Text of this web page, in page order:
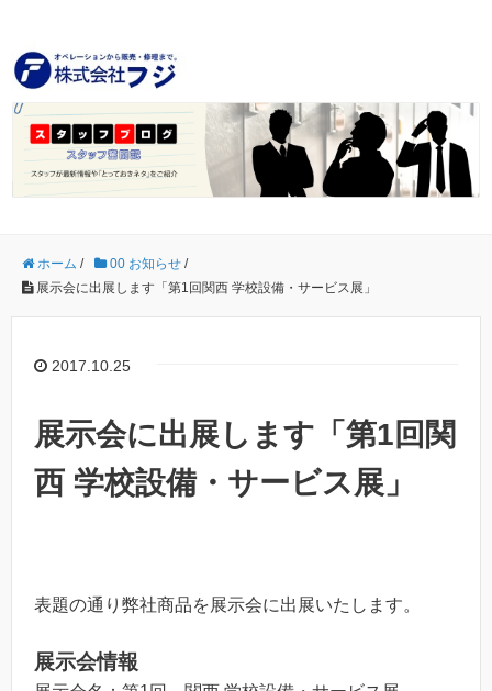
ホーム / 00 お知らせ /
展示会に出展します「第1回関西 学校設備・サービス展」
2017.10.25
展示会に出展します「第1回関
西 学校設備・サービス展」
表題の通り弊社商品を展示会に出展いたします。
展示会情報